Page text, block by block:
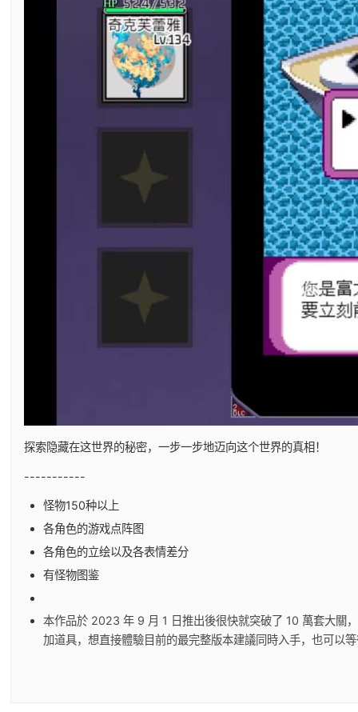
探索隐藏在这世界的秘密，一步一步地迈向这个世界的真相！
-----------
怪物150种以上
各角色的游戏点阵图
各角色的立绘以及各表情差分
有怪物图鉴
本作品於 2023 年 9 月 1 日推出後很快就突破了 10 萬套大關
加道具，想直接體驗目前的最完整版本建議同時入手，也可以